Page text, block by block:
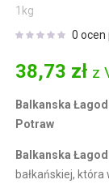
1kg
0 ocen
38,73 zł z
Balkanska
Potraw
Balkanska
bałkańskiej,